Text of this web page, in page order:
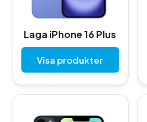
Laga iPhone 16 Plus
Visa produkter